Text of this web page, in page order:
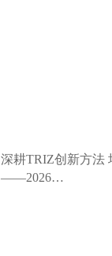
深耕TRIZ创新方法
——2026…